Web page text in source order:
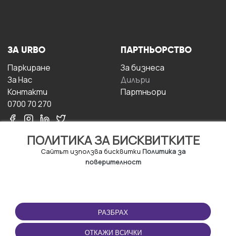
ПОЛИТИКА ЗА БИСКВИТКИТЕ
Сайтът използва бисквитки Политика за
поверителност
РАЗБРАХ
ОТКАЖИ ВСИЧКИ
ЗА URBO
Паркиране
За Hас
Контакти
0700 70 270
ПАРТНЬОРСТВО
За бизнесa
Дилъри
Партньори
ПОЛЗВАНЕ
Правила и условия за
ползване
ПРИЛОЖЕНИЕТО